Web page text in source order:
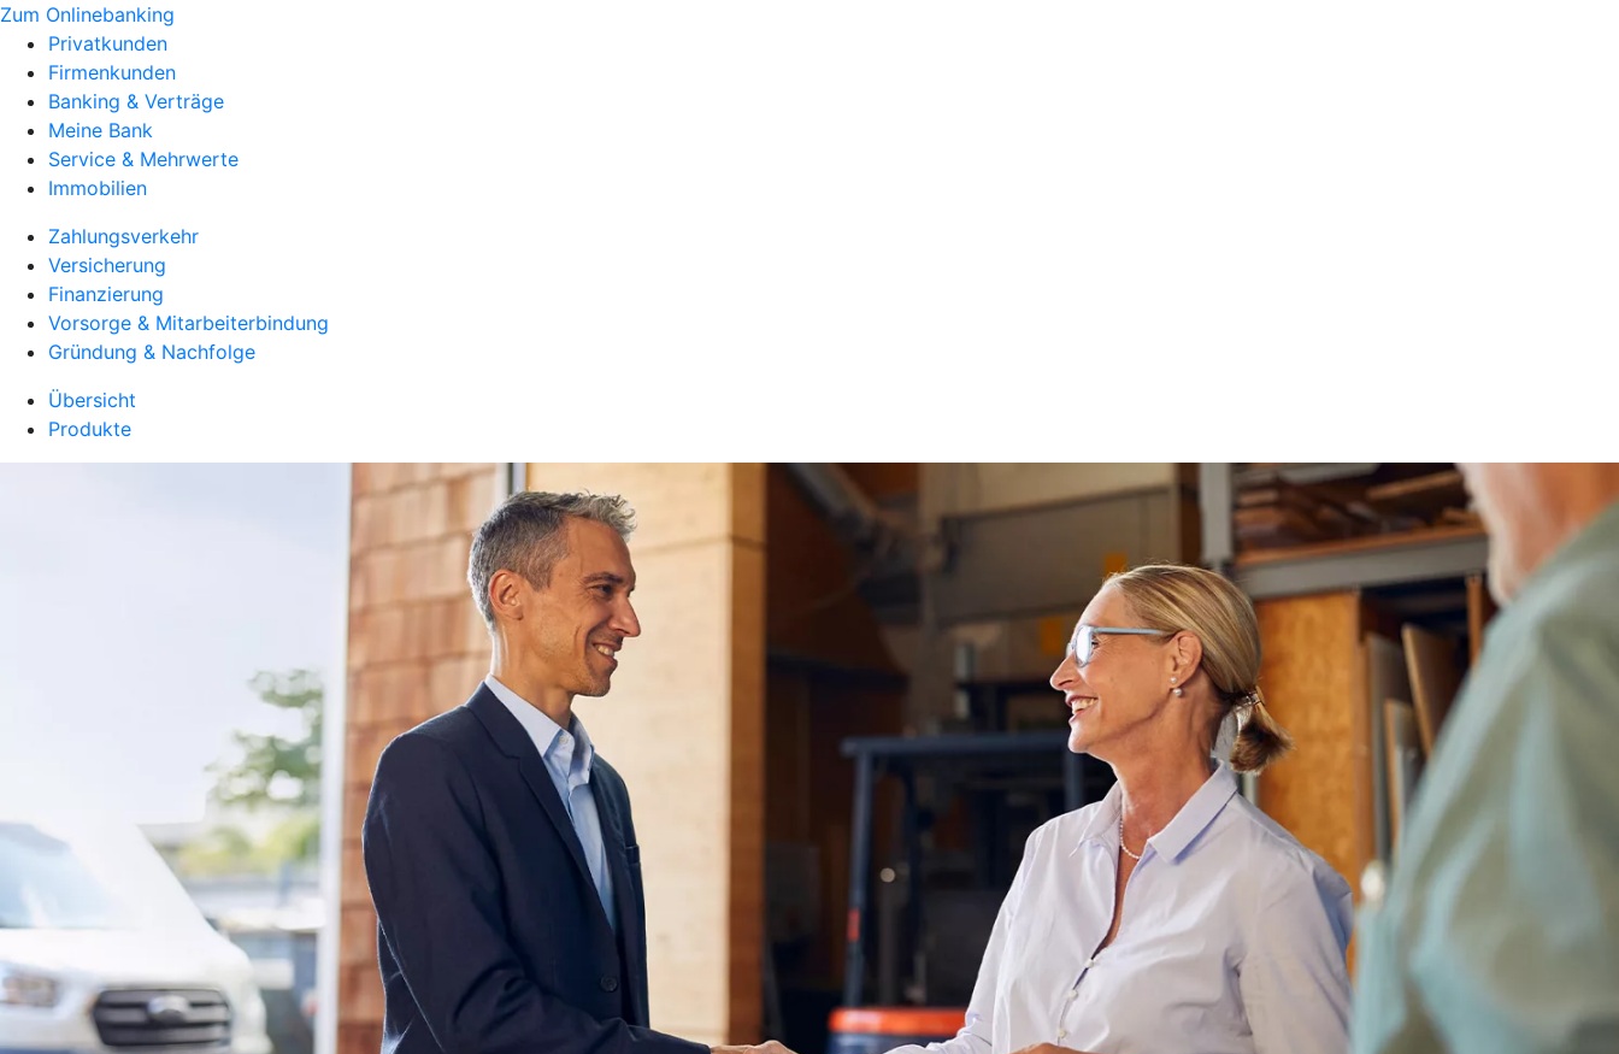
Zum Onlinebanking
Privatkunden
Firmenkunden
Banking & Verträge
Meine Bank
Service & Mehrwerte
Immobilien
Zahlungsverkehr
Versicherung
Finanzierung
Vorsorge & Mitarbeiterbindung
Gründung & Nachfolge
Übersicht
Produkte